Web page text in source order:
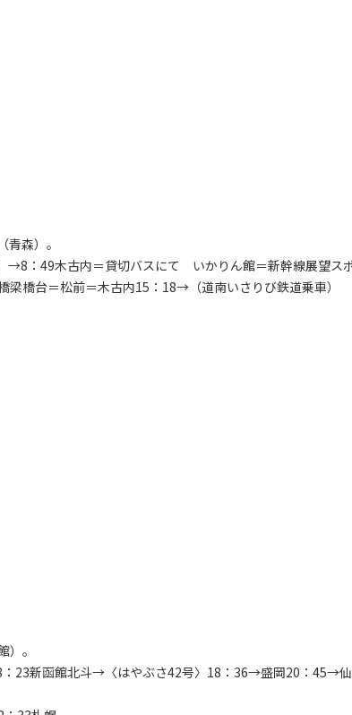
森）。
：49木古内＝貸切バスにて いかりん館＝新幹線展望ス
橋台＝松前＝木古内15：18→（道南いさりび鉄道乗車）
。
23新函館北斗→〈はやぶさ42号〉18：36→盛岡20：45→仙